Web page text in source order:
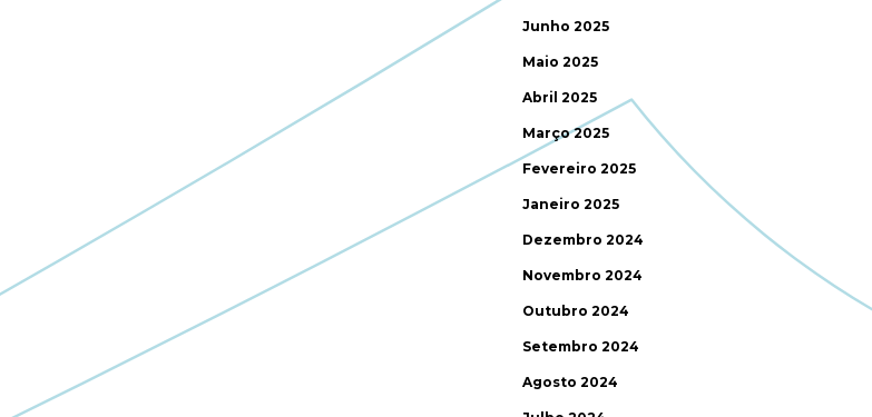
Junho 2025
Maio 2025
Abril 2025
Março 2025
Fevereiro 2025
Janeiro 2025
Dezembro 2024
Novembro 2024
Outubro 2024
Setembro 2024
Agosto 2024